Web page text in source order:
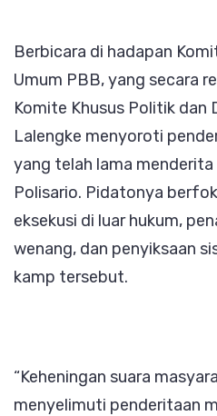
Berbicara di hadapan
Umum PBB, yang secara
Komite Khusus Politik dan
Lalengke menyoroti
yang telah lama
Polisario. Pidatonya
eksekusi di luar hukum,
wenang, dan penyiksaan
kamp tersebut.
“Keheningan suara
menyelimuti penderitaan